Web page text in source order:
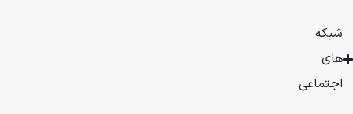
صورت
محصولات
فیزیکی
بیشتر
شبکه
های
اجتماعی